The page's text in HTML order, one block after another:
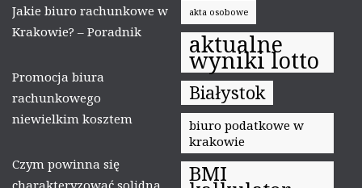
Jakie biuro rachunkowe w
Krakowie? – Poradnik
Promocja biura
rachunkowego
niewielkim kosztem
Czym powinna się
charakteryzować solidna
akta osobowe
aktualne
wyniki lotto
Białystok
biuro podatkowe w
krakowie
BMI